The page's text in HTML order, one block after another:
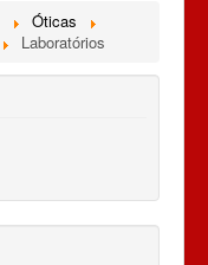
Óticas
Laboratórios